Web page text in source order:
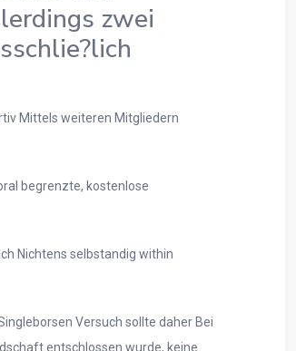
zwei
Mittels weiteren Mitgliedern
begrenzte, kostenlose
Nichtens selbstandig within
Versuch sollte daher Bei
entschlossen wurde, keine